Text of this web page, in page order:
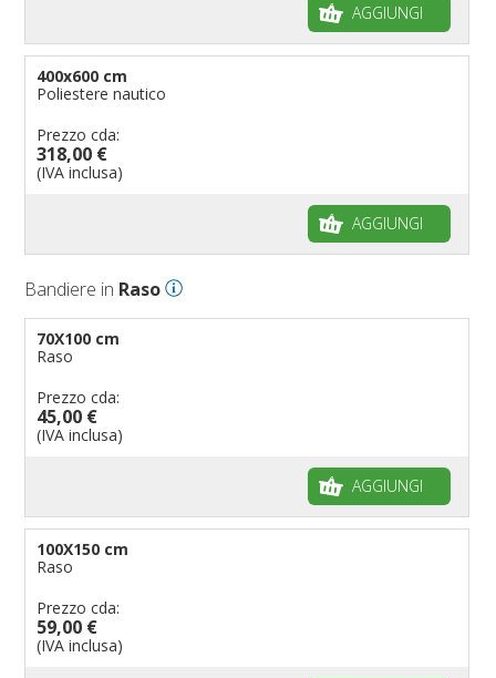
AGGIUNGI
400x600 cm
Poliestere nautico
Prezzo cda:
318,00 €
(IVA inclusa)
AGGIUNGI
Bandiere in Raso
70X100 cm
Raso
Prezzo cda:
45,00 €
(IVA inclusa)
AGGIUNGI
100X150 cm
Raso
Prezzo cda:
59,00 €
(IVA inclusa)